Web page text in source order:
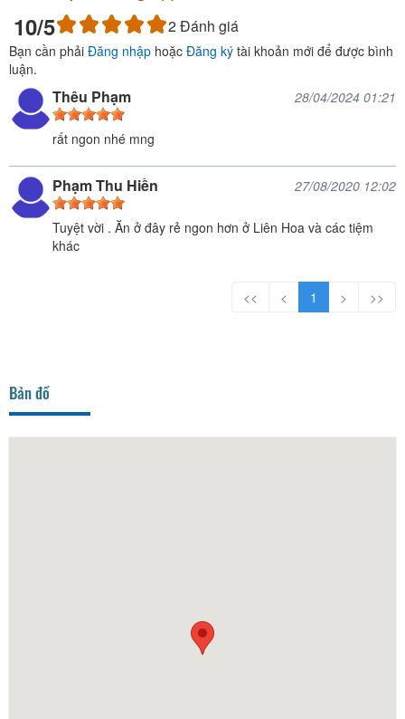
10/5 2Đánh giá
Bạn cần phải Đăng nhập hoặc Đăng ký tài khoản mới để được bình
luận.
Thêu Phạm 28/04/2024 01:21
rất ngon nhé mng
Phạm Thu Hiền 27/08/2020 12:02
Tuyệt vời . Ăn ở đây rẻ ngon hơn ở Liên Hoa và các tiệm
khác
<< < 1 > >>
Bản đồ